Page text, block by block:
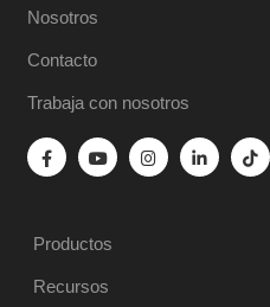
Nosotros
Contacto
Trabaja con nosotros
Productos
Recursos